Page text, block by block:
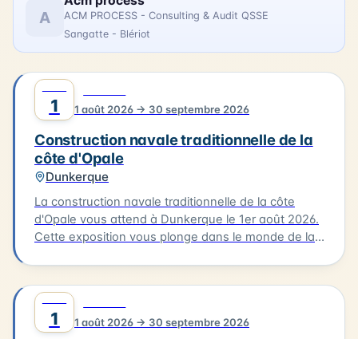
A
ACM PROCESS - Consulting & Audit QSSE
Sangatte - Blériot
1 1 août 2026 → 30 septembre 2026
Construction navale traditionnelle de la
côte d'Opale
Dunkerque
La construction navale traditionnelle de la côte
d'Opale vous attend à Dunkerque le 1er août 2026.
Cette exposition vous plonge dans le monde de la
Vous découvrirez les différentes étapes de la
construction d'un bateau, de la conception à la
mise à l'eau. L'exposition vous offre l'occasion de
1 1 août 2026 → 30 septembre 2026